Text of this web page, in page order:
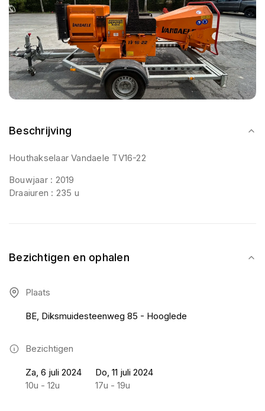
Beschrijving
Houthakselaar Vandaele TV16-22
Bouwjaar : 2019
Draaiuren : 235 u
Bezichtigen en ophalen
Plaats
BE, Diksmuidesteenweg 85 - Hooglede
Bezichtigen
Za, 6 juli 2024
10u - 12u
Do, 11 juli 2024
17u - 19u